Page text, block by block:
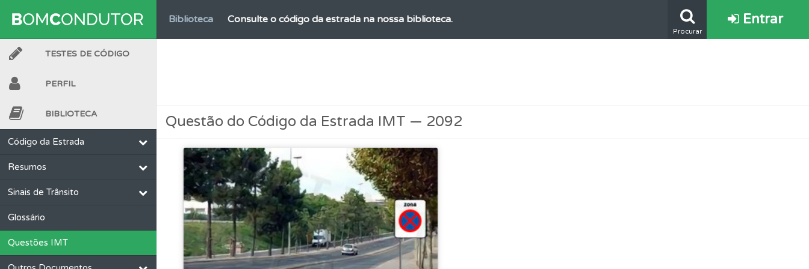
Biblioteca Consulte o código da estrada na nossa biblioteca.
Perfil Veja as questões que errou no seu perfil.
Perfil Consulte as suas estatísticas no seu perfil.
Biblioteca Consulte a biblioteca para tirar dúvidas e ver resumos do código.
Procurar
Entrar
TESTES DE CÓDIGO
PERFIL
BIBLIOTECA
Código da Estrada
Resumos
Sinais de Trânsito
Glossário
Questões IMT
Questão do Código da Estrada IMT — 2092